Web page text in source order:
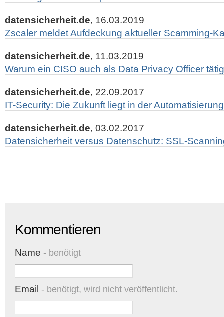
datensicherheit.de, 16.03.2019
Zscaler meldet Aufdeckung aktueller Scamming-
datensicherheit.de, 11.03.2019
Warum ein CISO auch als Data Privacy Officer
datensicherheit.de, 22.09.2017
IT-Security: Die Zukunft liegt in der Automatisierung
datensicherheit.de, 03.02.2017
Datensicherheit versus Datenschutz: SSL-
Kommentieren
Name - benötigt
Email - benötigt, wird nicht veröffentlicht.